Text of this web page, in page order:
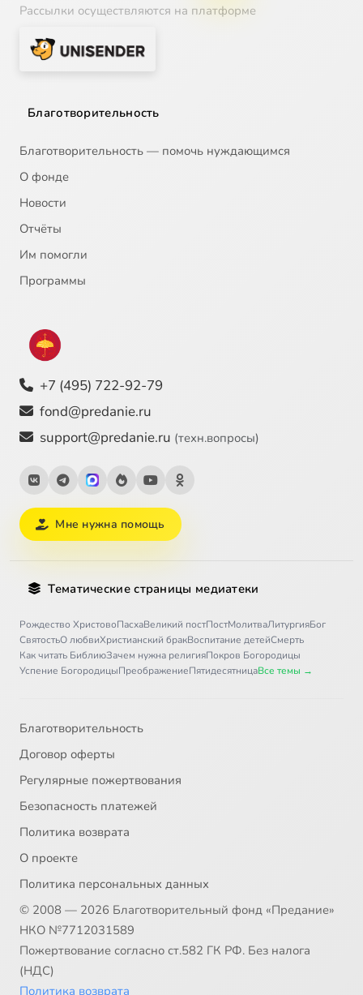
Рассылки осуществляются на платформе
Благотворительность
Благотворительность — помочь нуждающимся
О фонде
Новости
Отчёты
Им помогли
Программы
+7 (495) 722-92-79
fond@predanie.ru
support@predanie.ru (техн.вопросы)
Мне нужна помощь
Тематические страницы медиатеки
Рождество ХристовоПасхаВеликий постПостМолитваЛитургияБог
СвятостьО любвиХристианский бракВоспитание детейСмерть
Как читать БиблиюЗачем нужна религияПокров Богородицы
Успение БогородицыПреображениеПятидесятницаВсе темы →
Благотворительность
Договор оферты
Регулярные пожертвования
Безопасность платежей
Политика возврата
О проекте
Политика персональных данных
© 2008 — 2026 Благотворительный фонд «Предание»
НКО №7712031589
Пожертвование согласно ст.582 ГК РФ. Без налога
(НДС)
Политика возврата